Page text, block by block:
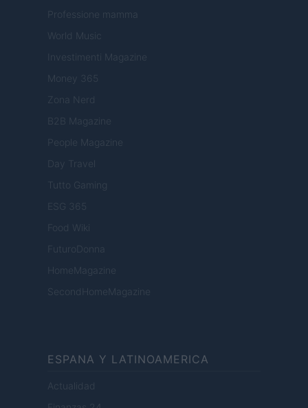
Professione mamma
World Music
Investimenti Magazine
Money 365
Zona Nerd
B2B Magazine
People Magazine
Day Travel
Tutto Gaming
ESG 365
Food Wiki
FuturoDonna
HomeMagazine
SecondHomeMagazine
ESPANA Y LATINOAMERICA
Actualidad